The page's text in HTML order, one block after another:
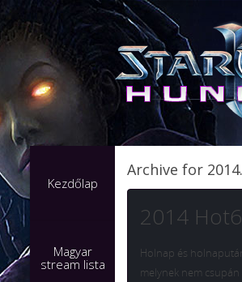
Kezdőlap
Magyar
stream lista
Archive for
2014
Holnap és
melynek nem